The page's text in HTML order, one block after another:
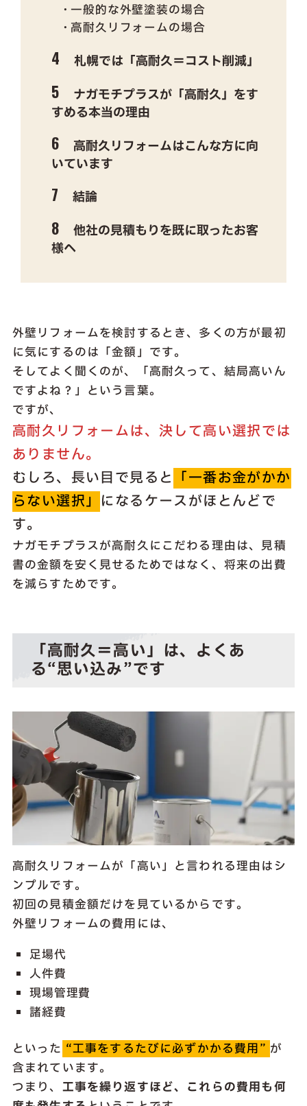
一般的な外壁塗装の場合
高耐久リフォームの場合
札幌では「高耐久＝コスト削減」
ナガモチプラスが「高耐久」をす
すめる本当の理由
高耐久リフォームはこんな方に向
いています
結論
他社の見積もりを既に取ったお客
様へ
外壁リフォームを検討するとき、多くの方が最初
に気にするのは「金額」です。
そしてよく聞くのが、「高耐久って、結局高いん
ですよね？」という言葉。
ですが、
高耐久リフォームは、決して高い選択では
ありません。
むしろ、長い目で見ると 「一番お金がかか
らない選択」 になるケースがほとんどで
す。
ナガモチプラスが高耐久にこだわる理由は、見積
書の金額を安く見せるためではなく、将来の出費
を減らすためです。
「高耐久＝高い」は、よくあ
る“思い込み”です
高耐久リフォームが「高い」と言われる理由はシ
ンプルです。
初回の見積金額だけを見ているからです。
外壁リフォームの費用には、
足場代
人件費
現場管理費
諸経費
といった “工事をするたびに必ずかかる費用” が
含まれています。
つまり、 工事を繰り返すほど、これらの費用も何